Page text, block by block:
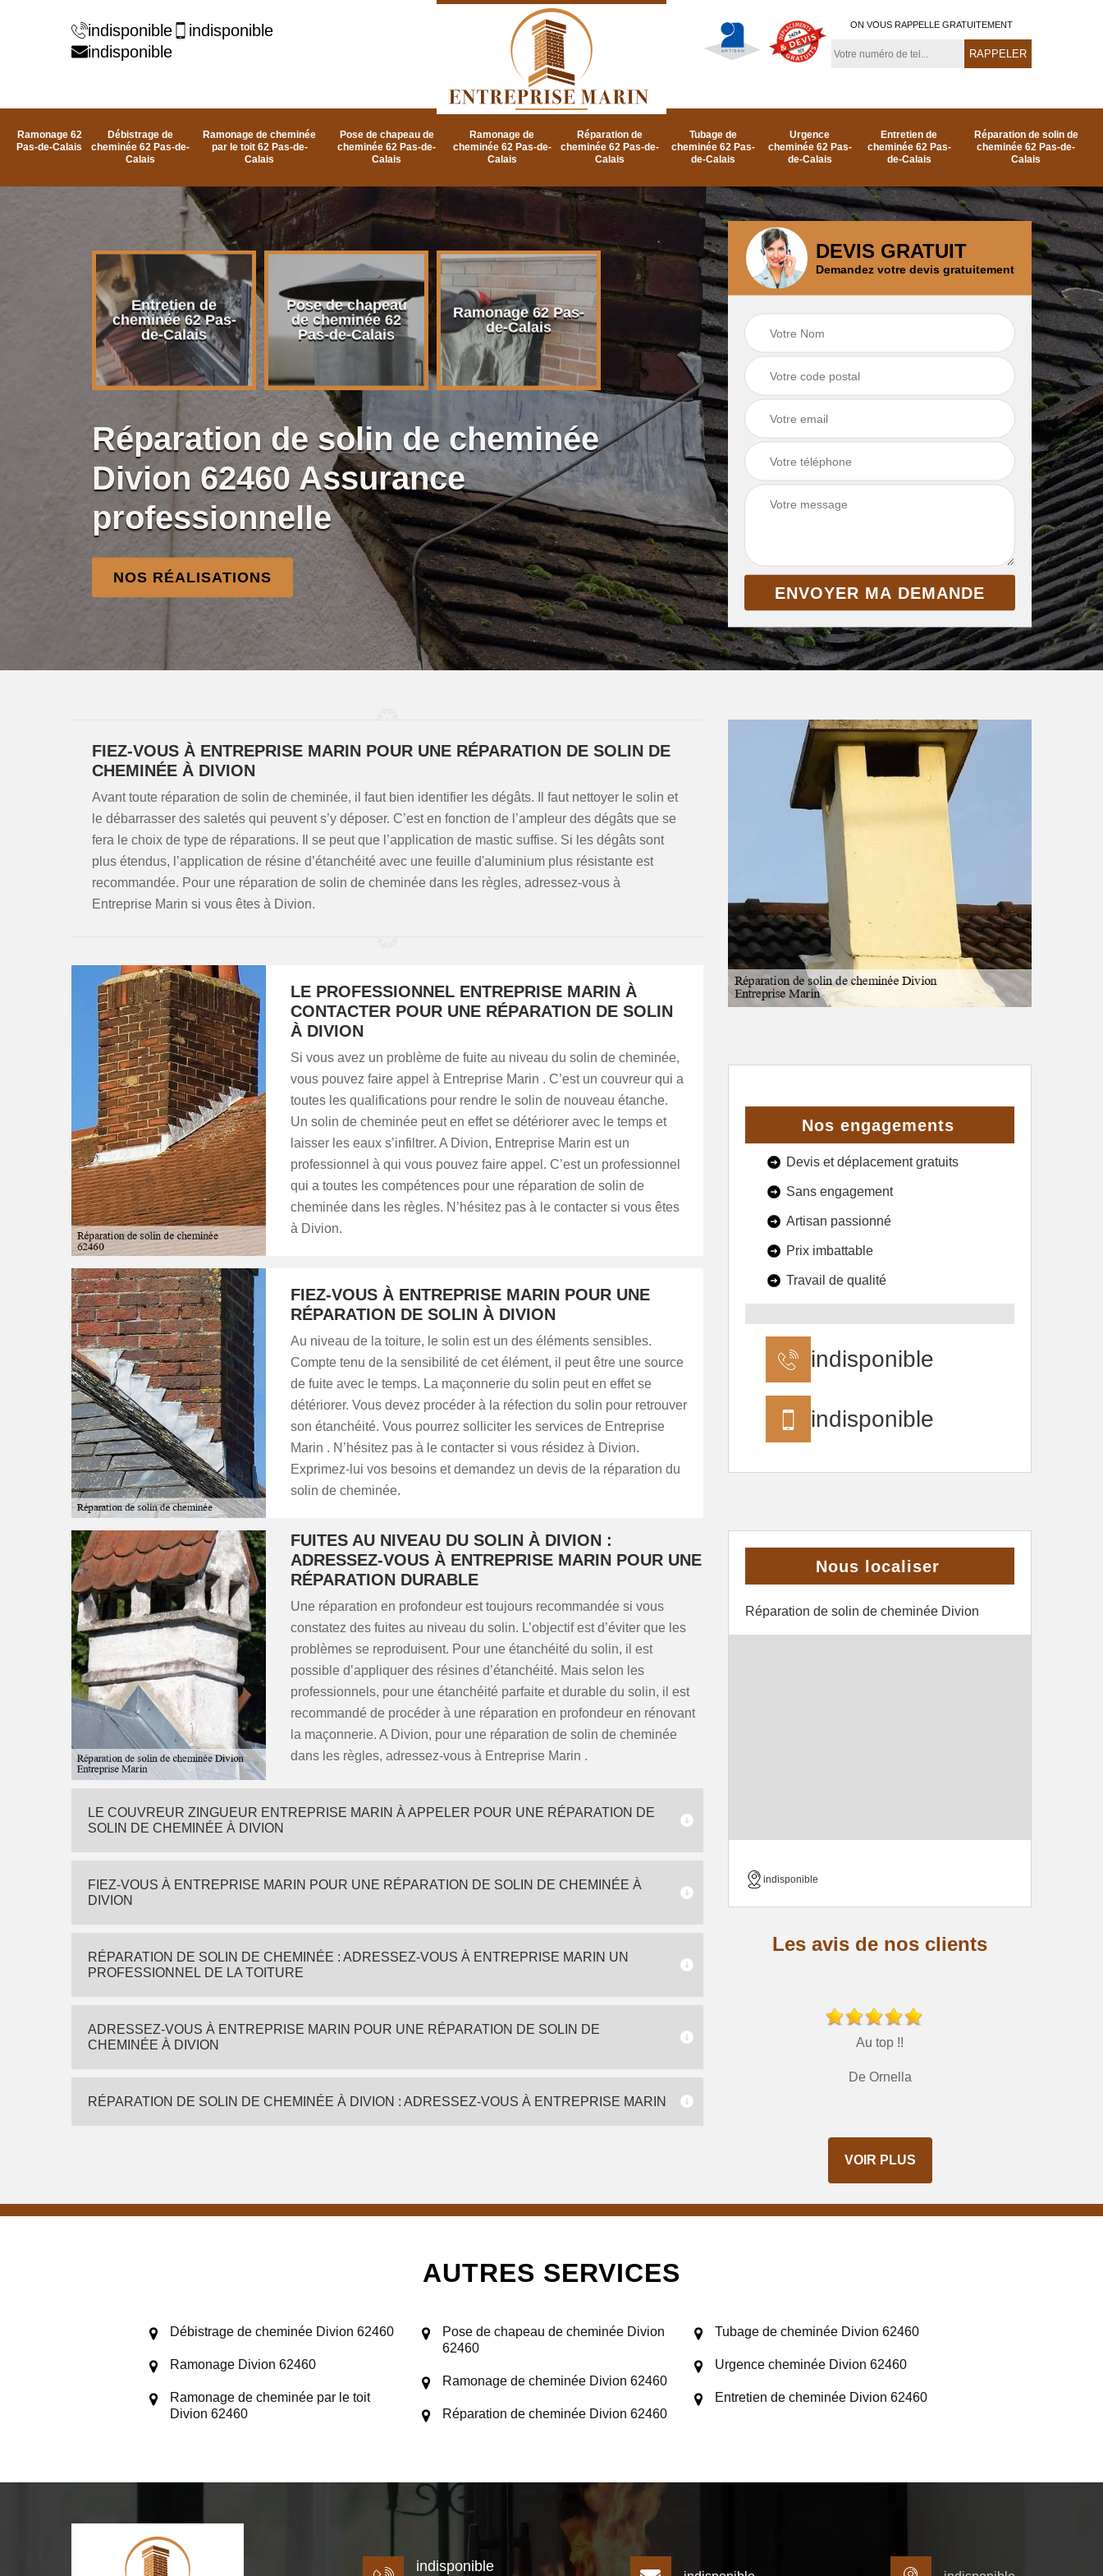
indisponible
indisponible
indisponible
ON VOUS RAPPELLE GRATUITEMENT
Ramonage 62
Pas-de-Calais
Débistrage de
cheminée 62 Pas-de-
Calais
Ramonage de cheminée
par le toit 62 Pas-de-
Calais
Pose de chapeau de
cheminée 62 Pas-de-
Calais
Ramonage de
cheminée 62 Pas-de-
Calais
Réparation de
cheminée 62 Pas-de-
Calais
Tubage de
cheminée 62 Pas-
de-Calais
Urgence
cheminée 62 Pas-
de-Calais
Entretien de
cheminée 62 Pas-
de-Calais
Réparation de solin de
cheminée 62 Pas-de-
Calais
Entretien de
cheminée 62 Pas-
de-Calais
Pose de chapeau
de cheminée 62
Pas-de-Calais
Ramonage 62 Pas-
de-Calais
Ramonage de
cheminée 62 Pas-
de-Calais
62 Pas-de-Calais
Réparation de
cheminée 62 Pas-
de-Calais
Réparation de solin de cheminée
Divion 62460 Assurance
professionnelle
NOS RÉALISATIONS
DEVIS GRATUIT
Demandez votre devis gratuitement
FIEZ-VOUS À ENTREPRISE MARIN POUR UNE RÉPARATION DE SOLIN DE
CHEMINÉE À DIVION
Avant toute réparation de solin de cheminée, il faut bien identifier les dégâts. Il faut nettoyer le solin et
le débarrasser des saletés qui peuvent s’y déposer. C’est en fonction de l’ampleur des dégâts que se
fera le choix de type de réparations. Il se peut que l’application de mastic suffise. Si les dégâts sont
plus étendus, l’application de résine d’étanchéité avec une feuille d'aluminium plus résistante est
recommandée. Pour une réparation de solin de cheminée dans les règles, adressez-vous à
Entreprise Marin si vous êtes à Divion.
LE PROFESSIONNEL ENTREPRISE MARIN À
CONTACTER POUR UNE RÉPARATION DE SOLIN
À DIVION
Si vous avez un problème de fuite au niveau du solin de cheminée,
vous pouvez faire appel à Entreprise Marin . C’est un couvreur qui a
toutes les qualifications pour rendre le solin de nouveau étanche.
Un solin de cheminée peut en effet se détériorer avec le temps et
laisser les eaux s’infiltrer. A Divion, Entreprise Marin est un
professionnel à qui vous pouvez faire appel. C’est un professionnel
qui a toutes les compétences pour une réparation de solin de
cheminée dans les règles. N’hésitez pas à le contacter si vous êtes
à Divion.
FIEZ-VOUS À ENTREPRISE MARIN POUR UNE
RÉPARATION DE SOLIN À DIVION
Au niveau de la toiture, le solin est un des éléments sensibles.
Compte tenu de la sensibilité de cet élément, il peut être une source
de fuite avec le temps. La maçonnerie du solin peut en effet se
détériorer. Vous devez procéder à la réfection du solin pour retrouver
son étanchéité. Vous pourrez solliciter les services de Entreprise
Marin . N’hésitez pas à le contacter si vous résidez à Divion.
Exprimez-lui vos besoins et demandez un devis de la réparation du
solin de cheminée.
FUITES AU NIVEAU DU SOLIN À DIVION :
ADRESSEZ-VOUS À ENTREPRISE MARIN POUR UNE
RÉPARATION DURABLE
Une réparation en profondeur est toujours recommandée si vous
constatez des fuites au niveau du solin. L’objectif est d’éviter que les
problèmes se reproduisent. Pour une étanchéité du solin, il est
possible d’appliquer des résines d’étanchéité. Mais selon les
professionnels, pour une étanchéité parfaite et durable du solin, il est
recommandé de procéder à une réparation en profondeur en rénovant
la maçonnerie. A Divion, pour une réparation de solin de cheminée
dans les règles, adressez-vous à Entreprise Marin .
LE COUVREUR ZINGUEUR ENTREPRISE MARIN À APPELER POUR UNE RÉPARATION DE
SOLIN DE CHEMINÉE À DIVION
FIEZ-VOUS À ENTREPRISE MARIN POUR UNE RÉPARATION DE SOLIN DE CHEMINÉE À
DIVION
RÉPARATION DE SOLIN DE CHEMINÉE : ADRESSEZ-VOUS À ENTREPRISE MARIN UN
PROFESSIONNEL DE LA TOITURE
ADRESSEZ-VOUS À ENTREPRISE MARIN POUR UNE RÉPARATION DE SOLIN DE
CHEMINÉE À DIVION
RÉPARATION DE SOLIN DE CHEMINÉE À DIVION : ADRESSEZ-VOUS À ENTREPRISE MARIN
Nos engagements
Devis et déplacement gratuits
Sans engagement
Artisan passionné
Prix imbattable
Travail de qualité
indisponible
indisponible
Nous localiser
Réparation de solin de cheminée Divion
indisponible
Les avis de nos clients
Au top !!
De Ornella
VOIR PLUS
AUTRES SERVICES
Débistrage de cheminée Divion 62460
Ramonage Divion 62460
Ramonage de cheminée par le toit
Divion 62460
Pose de chapeau de cheminée Divion
62460
Ramonage de cheminée Divion 62460
Réparation de cheminée Divion 62460
Tubage de cheminée Divion 62460
Urgence cheminée Divion 62460
Entretien de cheminée Divion 62460
indisponible